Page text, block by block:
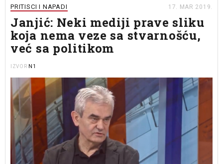
PRITISCI I NAPADI 17. MAR 2019.
Janjić: Neki mediji prave sliku
koja nema veze sa stvarnošću,
već sa politikom
IZVOR N1